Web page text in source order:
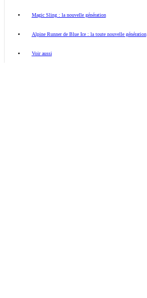
Magic Sling : la nouvelle génération
Alpine Runner de Blue Ice : la toute nouvelle génération
Voir aussi